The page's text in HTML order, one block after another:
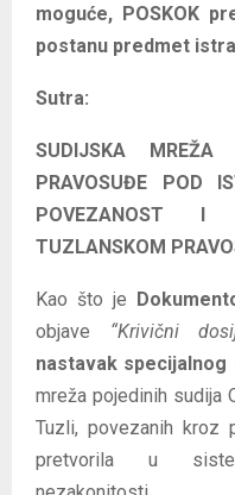
moguće, POSKOK
postanu predmet
Sutra:
SUDIJSKA
PRAVOSUĐE POD
POVEZANOST
TUZLANSKOM
Kao što je
objave “Krivični
nastavak specijalnog
mreža pojedinih sudija
Tuzli, povezanih kroz
pretvorila u